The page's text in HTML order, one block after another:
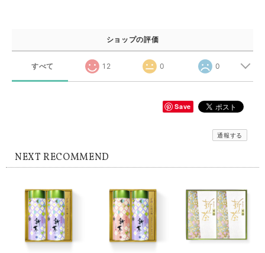
ショップの評価
すべて 12 0 0
Save
通報する
NEXT RECOMMEND